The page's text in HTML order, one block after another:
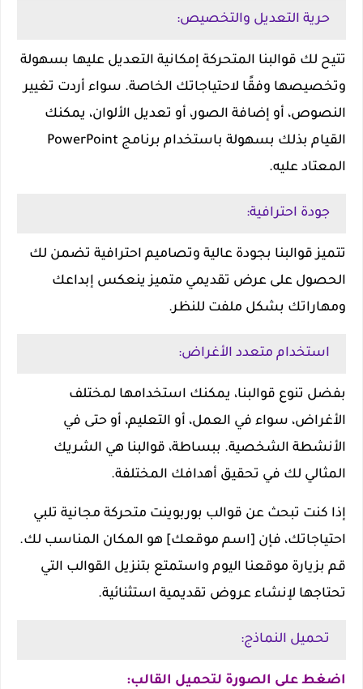
حرية التعديل والتخصيص:
تتيح لك قوالبنا المتحركة إمكانية التعديل عليها بسهولة
وتخصيصها وفقًا لاحتياجاتك الخاصة. سواء أردت تغيير
النصوص، أو إضافة الصور، أو تعديل الألوان، يمكنك
القيام بذلك بسهولة باستخدام برنامج PowerPoint
المعتاد عليه.
جودة احترافية:
تتميز قوالبنا بجودة عالية وتصاميم احترافية تضمن لك
الحصول على عرض تقديمي متميز ينعكس إبداعك
ومهاراتك بشكل ملفت للنظر.
استخدام متعدد الأغراض:
بفضل تنوع قوالبنا، يمكنك استخدامها لمختلف
الأغراض، سواء في العمل، أو التعليم، أو حتى في
الأنشطة الشخصية. ببساطة، قوالبنا هي الشريك
المثالي لك في تحقيق أهدافك المختلفة.
إذا كنت تبحث عن قوالب بوربوينت متحركة مجانية تلبي
احتياجاتك، فإن [اسم موقعك] هو المكان المناسب لك.
قم بزيارة موقعنا اليوم واستمتع بتنزيل القوالب التي
تحتاجها لإنشاء عروض تقديمية استثنائية.
تحميل النماذج:
اضغط على الصورة لتحميل القالب: